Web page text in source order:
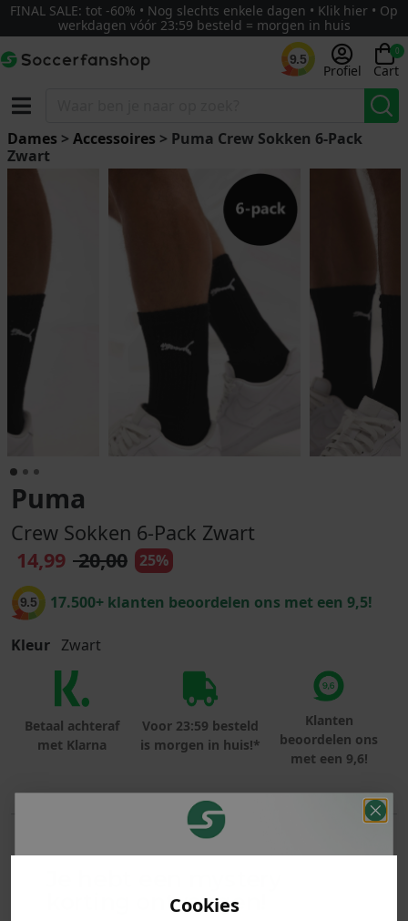
Cookies
FINAL SALE: tot -60% • Nog slechts enkele dagen • Klik hier • Op
werkdagen vóór 23:59 besteld = morgen in huis
9.5
Profiel
0
Cart
Dames >Accessoires > Puma Crew Sokken 6-Pack
Zwart
Puma
Crew Sokken 6-Pack Zwart
14,99 20,00 25%
9.5 17.500+ klanten beoordelen ons met een 9,5!
Kleur Zwart
Betaal achteraf
met Klarna
Voor 23:59 besteld
is morgen in huis!*
Klanten
beoordelen ons
met een 9,6!
PRODUCTINFORMATIE
korting ontvangen!